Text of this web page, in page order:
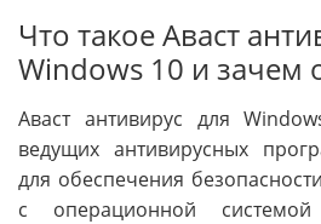
Что такое Аваст
Windows 10 и зачем
Аваст антивирус для
ведущих антивирусных
для обеспечения
с операционной